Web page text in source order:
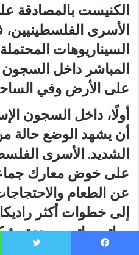
الكنيست بالمصادقة
الأسرى
السيناريوهات
المباشر داخل
على الأرض وفي
أولًا، داخل السجون
أن يشهد الوضع حالة
الشديد. الأسرى
على خوض معارك
عن الطعام
إلى خطوات أكثر
حياتهم باتت مهددة